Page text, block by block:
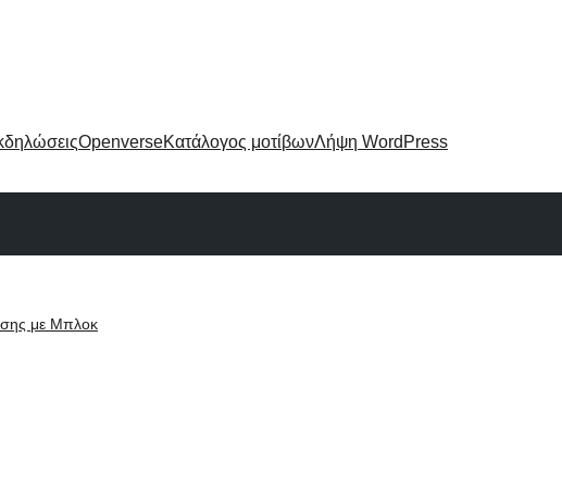
OpenverseΚατάλογος μοτίβωνΛήψη WordPress
με Μπλοκ